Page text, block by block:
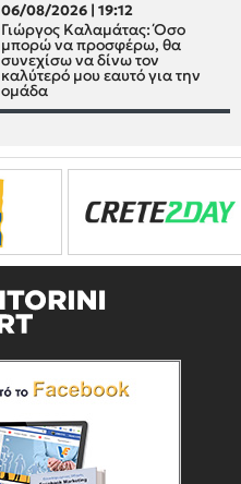
06/08/2026 | 19:12
Γιώργος Καλαμάτας: Όσο
μπορώ να προσφέρω, θα
συνεχίσω να δίνω τον
καλύτερό μου εαυτό για την
ομάδα